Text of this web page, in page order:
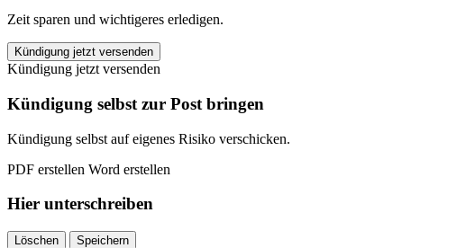
Zeit sparen und wichtigeres erledigen.
Airfy
kündigen
quantity
Kündigung jetzt versenden
Kündigung jetzt versenden
Kündigung selbst zur Post bringen
Kündigung selbst auf eigenes Risiko verschicken.
PDF erstellen Word erstellen
Hier unterschreiben
Löschen Speichern